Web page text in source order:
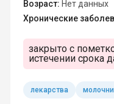
Возраст: Нет данных
Хронические
закрыто с
истечении срока
лекарства